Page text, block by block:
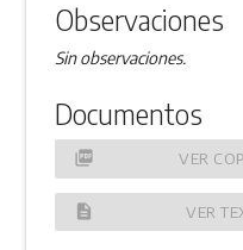
Observaciones
Sin observaciones.
Documentos
picture_as_pdf VER
description VER